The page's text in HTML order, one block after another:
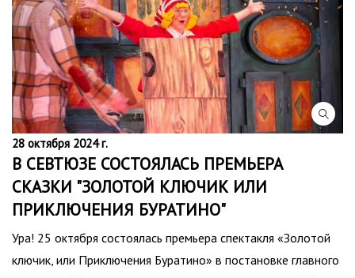
28 октября 2024 г.
В СЕВТЮЗЕ СОСТОЯЛАСЬ ПРЕМЬЕРА
СКАЗКИ "ЗОЛОТОЙ КЛЮЧИК ИЛИ
ПРИКЛЮЧЕНИЯ БУРАТИНО"
Ура! 25 октября состоялась премьера спектакля «Золотой
ключик, или Приключения Буратино» в постановке главного